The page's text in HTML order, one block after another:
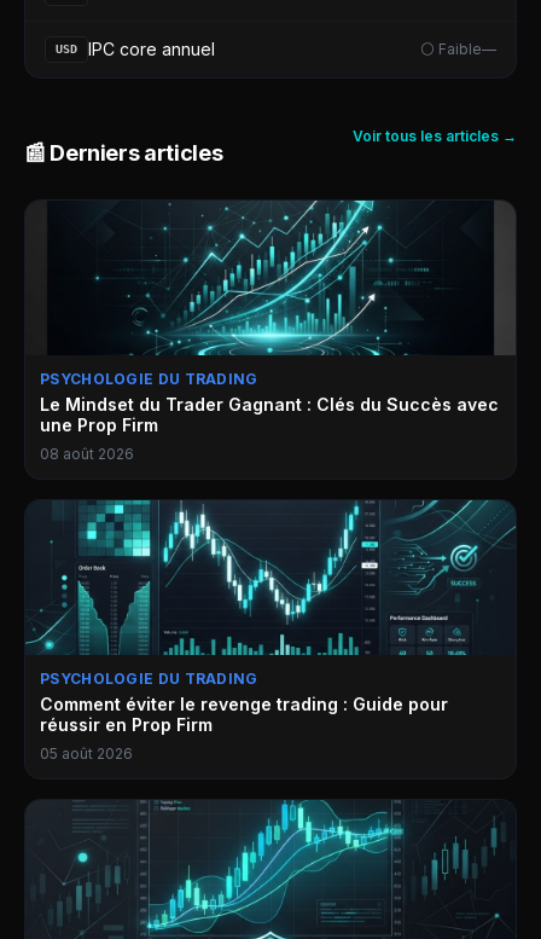
USD IPC core annuel ⚪ Faible—
📰 Derniers articles
Voir tous les articles →
PSYCHOLOGIE DU TRADING
Le Mindset du Trader Gagnant : Clés du Succès avec
une Prop Firm
08 août 2026
PSYCHOLOGIE DU TRADING
Comment éviter le revenge trading : Guide pour
réussir en Prop Firm
05 août 2026